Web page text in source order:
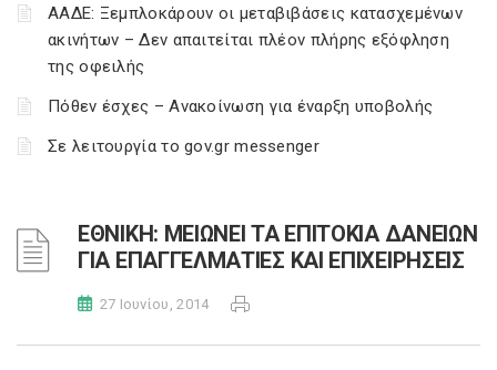
ΑΑΔΕ: Ξεμπλοκάρουν οι μεταβιβάσεις κατασχεμένων
ακινήτων – Δεν απαιτείται πλέον πλήρης εξόφληση
της οφειλής
Πόθεν έσχες – Ανακοίνωση για έναρξη υποβολής
Σε λειτουργία το gov.gr messenger
ΕΘΝΙΚΗ: ΜΕΙΩΝΕΙ ΤΑ ΕΠΙΤΟΚΙΑ ΔΑΝΕΙΩΝ
ΓΙΑ ΕΠΑΓΓΕΛΜΑΤΙΕΣ ΚΑΙ ΕΠΙΧΕΙΡΗΣΕΙΣ
27 Ιουνίου, 2014